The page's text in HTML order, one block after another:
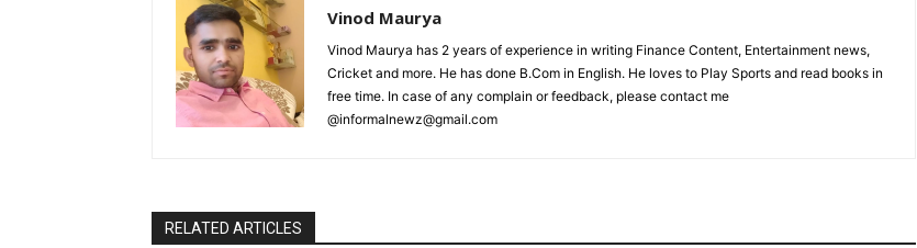
Vinod Maurya
Vinod Maurya has 2 years of experience in writing Finance Content, Entertainment news,
Cricket and more. He has done B.Com in English. He loves to Play Sports and read books in
free time. In case of any complain or feedback, please contact me
@informalnewz@gmail.com
RELATED ARTICLES